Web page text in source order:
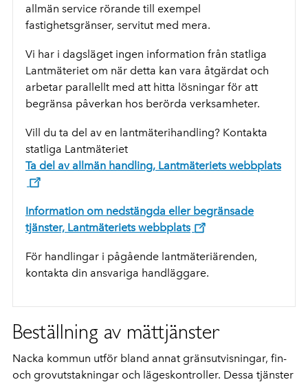
allmän service rörande till exempel
fastighetsgränser, servitut med mera.
Vi har i dagsläget ingen information från statliga
Lantmäteriet om när detta kan vara åtgärdat och
arbetar parallellt med att hitta lösningar för att
begränsa påverkan hos berörda verksamheter.
Vill du ta del av en lantmäterihandling? Kontakta
statliga Lantmäteriet
Ta del av allmän handling, Lantmäteriets webbplats
Information om nedstängda eller begränsade
tjänster, Lantmäteriets webbplats
För handlingar i pågående lantmäteriärenden,
kontakta din ansvariga handläggare.
Beställning av mättjänster
Nacka kommun utför bland annat gränsutvisningar, fin-
och grovutstakningar och lägeskontroller. Dessa tjänster